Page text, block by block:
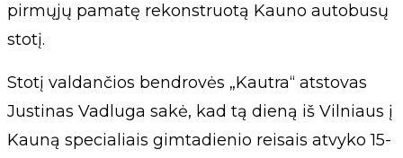
pirmųjų pamatę rekonstruotą Kauno autobusų
stotį.
Stotį valdančios bendrovės „Kautra“ atstovas
Justinas Vadluga sakė, kad tą dieną iš Vilniaus į
Kauną specialiais gimtadienio reisais atvyko 15-